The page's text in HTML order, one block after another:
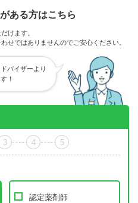
ある方はこちら
けます。
せではありませんのでご安心ください。
バイザーより
！
3 4 5
認定薬剤師